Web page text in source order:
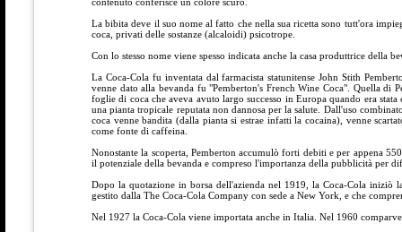
La bibita deve il suo nome al fatto che nella sua ricetta sono tutt'ora
coca, privati delle sostanze (alcaloidi) psicotrope.
Con lo stesso nome viene spesso indicata anche la casa produttrice della
La Coca-Cola fu inventata dal farmacista statunitense John Stith
venne dato alla bevanda fu "Pemberton's French Wine Coca". Quella
foglie di coca che aveva avuto largo successo in Europa quando era
una pianta tropicale reputata non dannosa per la salute. Dall'uso
coca venne bandita (dalla pianta si estrae infatti la cocaina), venne
come fonte di caffeina.
Nonostante la scoperta, Pemberton accumulò forti debiti e per appena
il potenziale della bevanda e compreso l'importanza della pubblicità per
Dopo la quotazione in borsa dell'azienda nel 1919, la Coca-Cola
gestito dalla The Coca-Cola Company con sede a New York, e che
Nel 1927 la Coca-Cola viene importata anche in Italia. Nel 1960